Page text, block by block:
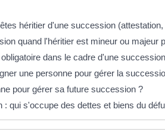
héritier d'une succession
quand l'héritier est mineur ou majeur
dans le cadre d'une
une personne pour gérer la
pour gérer sa future succession ?
: qui s'occupe des dettes et biens du